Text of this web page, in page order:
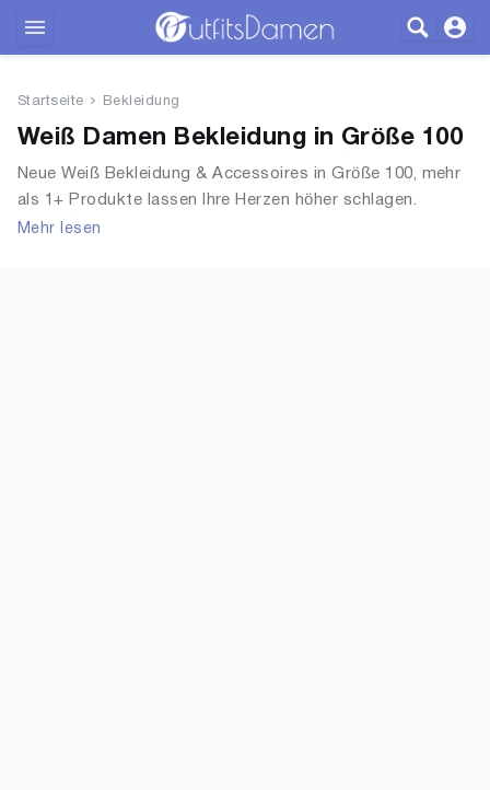
Bekleidung
Wäsche
Schuhe
Startseite Bekleidung
Weiß Damen Bekleidung in Größe 100
Neue Weiß Bekleidung & Accessoires in Größe 100, mehr
als 1+ Produkte lassen Ihre Herzen höher schlagen.
Entdecken Sie unsere Auswahl an Tops, T-Shirts,
Mehr lesen